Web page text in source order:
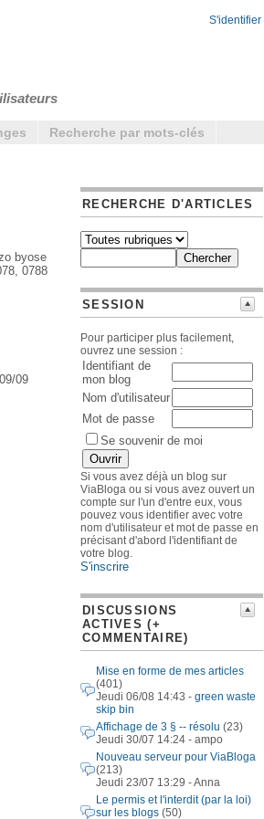
S'identifier
Recherche par mots-clés
byose
0788
09
RECHERCHE D'ARTICLES
SESSION
Pour participer plus facilement,
ouvrez une session :
Identifiant de
mon blog
Nom d'utilisateur
Mot de passe
Se souvenir de moi
Si vous avez déjà un blog sur
ViaBloga ou si vous avez ouvert un
compte sur l'un d'entre eux, vous
pouvez vous identifier avec votre
nom d'utilisateur et mot de passe en
précisant d'abord l'identifiant de
votre blog.
S'inscrire
DISCUSSIONS
ACTIVES (+
COMMENTAIRE)
Mise en forme de mes articles
(401)
Jeudi 06/08 14:43 - green waste
skip bin
Affichage de 3 § -- résolu (23)
Jeudi 30/07 14:24 - ampo
Nouveau serveur pour ViaBloga
(213)
Jeudi 23/07 13:29 - Anna
Le permis et l'interdit (par la loi)
sur les blogs (50)